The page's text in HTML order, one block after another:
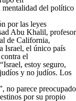
mentalidad del político
por las leyes
Abu Khalil, profesor
de California,
Israel, el único país
el
estoy seguro,
y no judíos. Los
no parece preocupado
por su propio